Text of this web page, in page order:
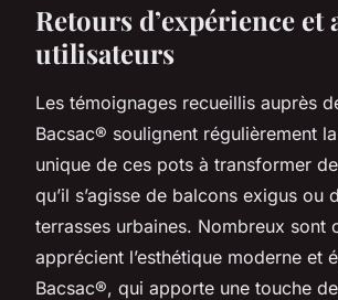
Retours d’expérience et
utilisateurs
Les témoignages recueillis auprès
Bacsac® soulignent régulièrement
unique de ces pots à transformer
qu’il s’agisse de balcons exigus ou
terrasses urbaines. Nombreux sont
apprécient l’esthétique moderne et
Bacsac®, qui apporte une touche